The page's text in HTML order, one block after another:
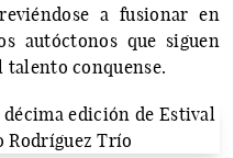
a fusionar en
autóctonos que siguen
talento conquense.